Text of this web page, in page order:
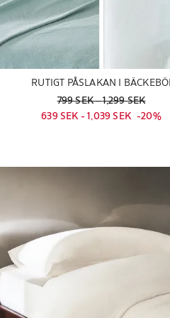
RUTIGT PÅSLAKAN I
Gammalt pris799 SEK
799 SEK - 1,299 SEK
Nuvarande pris 639 SEK-
639 SEK - 1,039 SEK 20%
-20%